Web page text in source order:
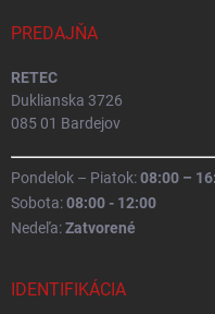
PREDAJŇA
RETEC
Duklianska 3726
085 01 Bardejov
Pondelok – Piatok:08:00 –
Sobota:08:00 - 12:00
Nedeľa:Zatvorené
IDENTIFIKÁCIA